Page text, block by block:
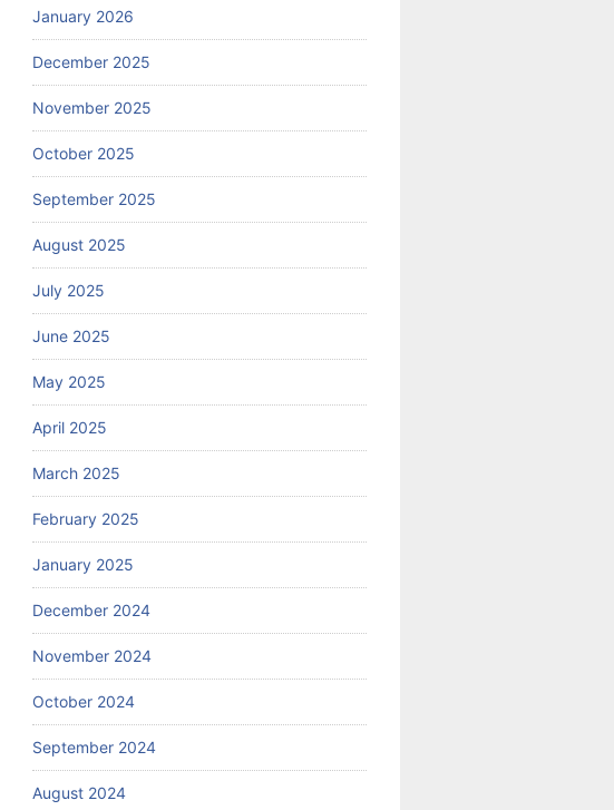
January 2026
December 2025
November 2025
October 2025
September 2025
August 2025
July 2025
June 2025
May 2025
April 2025
March 2025
February 2025
January 2025
December 2024
November 2024
October 2024
September 2024
August 2024